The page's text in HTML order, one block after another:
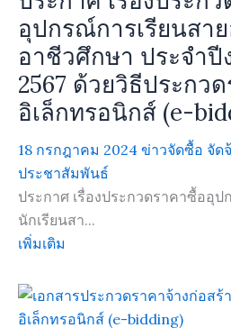
อุปกรณ์การเรียนสา
อาชีวศึกษา ประจำ
2567 ด้วยวิธีประกว
อิเล็กทรอนิกส์ (e-
18 กรกฎาคม 2024 ข่าวจัดซื้อ จัด
ประชาสัมพันธ์
ประกาศ เรื่องประกวดราคาซื้ออุ
นักเรียนสา...
เพิ่มเติม